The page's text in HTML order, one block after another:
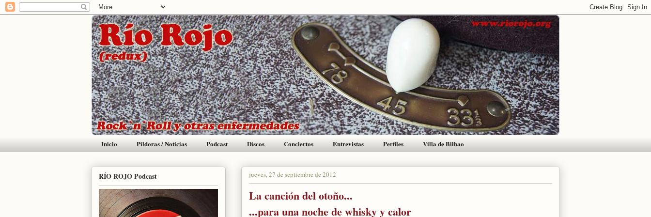
Inicio Píldoras / Noticias Podcast Discos Conciertos Entrevistas Perfiles Villa de Bilbao
jueves, 27 de septiembre de 2012
La canción del otoño...
...para una noche de whisky y calor
RÍO ROJO Podcast